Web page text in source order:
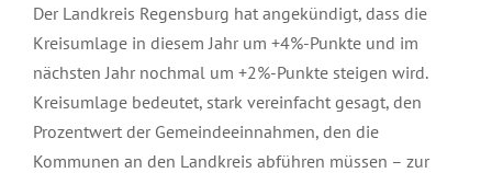
Der Landkreis Regensburg hat angekündigt, dass die
Kreisumlage in diesem Jahr um +4%-Punkte und im
nächsten Jahr nochmal um +2%-Punkte steigen wird.
Kreisumlage bedeutet, stark vereinfacht gesagt, den
Prozentwert der Gemeindeeinnahmen, den die
Kommunen an den Landkreis abführen müssen – zur